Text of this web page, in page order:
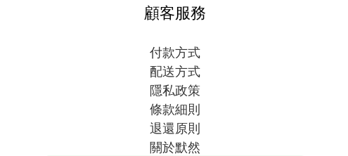
顧客服務
付款方式
配送方式
隱私政策
條款細則
退還原則
關於默然